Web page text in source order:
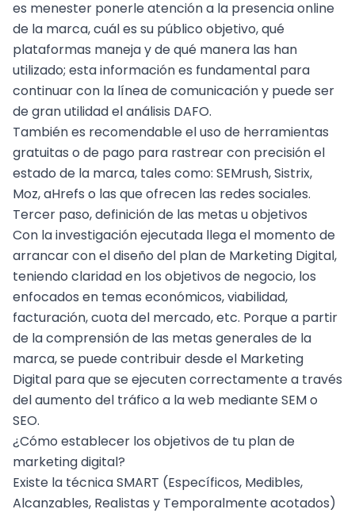
es menester ponerle atención a la presencia online
de la marca, cuál es su público objetivo, qué
plataformas maneja y de qué manera las han
utilizado; esta información es fundamental para
continuar con la línea de comunicación y puede ser
de gran utilidad el análisis DAFO.
También es recomendable el uso de herramientas
gratuitas o de pago para rastrear con precisión el
estado de la marca, tales como: SEMrush, Sistrix,
Moz, aHrefs o las que ofrecen las redes sociales.
Tercer paso, definición de las metas u objetivos
Con la investigación ejecutada llega el momento de
arrancar con el diseño del plan de Marketing Digital,
teniendo claridad en los objetivos de negocio, los
enfocados en temas económicos, viabilidad,
facturación, cuota del mercado, etc. Porque a partir
de la comprensión de las metas generales de la
marca, se puede contribuir desde el Marketing
Digital para que se ejecuten correctamente a través
del aumento del tráfico a la web mediante SEM o
SEO.
¿Cómo establecer los objetivos de tu plan de
marketing digital?
Existe la técnica SMART (Específicos, Medibles,
Alcanzables, Realistas y Temporalmente acotados)